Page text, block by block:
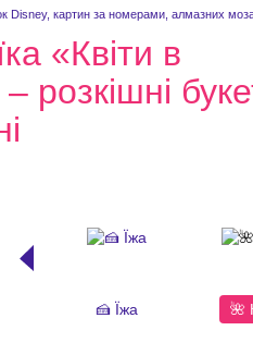
картин за номерами, алмазних
«Квіти в
розкішні
🍰 Їжа 🌺